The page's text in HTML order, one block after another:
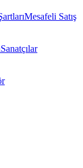
Mesafeli Satış
Sanatçılar